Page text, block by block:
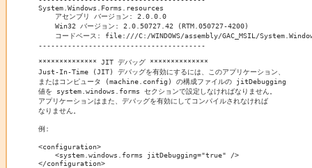
System.Windows.Forms.resources
    アセンブリ バージョン: 2.0.0.0
    Win32 バージョン: 2.0.50727.42 (RTM.050727-4200)
コードベース: file:///C:/WINDOWS/assembly/GAC_MSIL/
----------------------------------------
************** JIT デバッグ **************
Just-In-Time (JIT) デバッグを有効にするには、このアプリケーション、
またはコンピュータ (machine.config) の構成ファイルの jitDebugging
値を system.windows.forms セクションで設定しなければなりません。
アプリケーションはまた、デバッグを有効にしてコンパイルされなければ
なりません。
例:
<configuration>
    <system.windows.forms jitDebugging="true" />
</configuration>